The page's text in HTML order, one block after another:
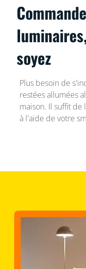
soyez
Plus besoin de
restées allumées
maison. Il suffit de
à l'aide de votre